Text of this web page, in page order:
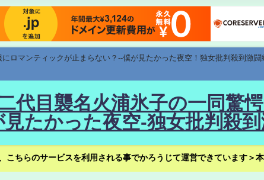
ロマンティックが止まらない？--僕が見たかった夜空！独女批判殺到激
代目襲名火浦氷子の一同驚
たかった夜空-独女批判殺
こちらのサービスを利用される事でかろうじて運営できています＞